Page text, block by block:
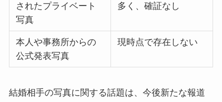
されたプライベート
写真
多く、確証なし
本人や事務所からの
公式発表写真
現時点で存在しない
結婚相手の写真に関する話題は、今後新たな報道